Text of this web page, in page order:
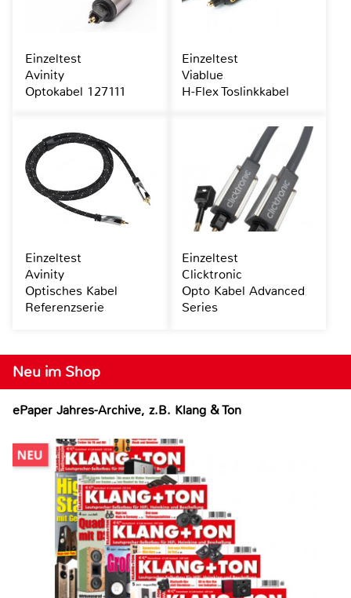
Neu im Shop
ePaper Jahres-Archive, z.B. Klang & Ton
Einzeltest
Avinity
Optokabel 127111
Einzeltest
Viablue
H-Flex Toslinkkabel
Einzeltest
Avinity
Optisches Kabel
Referenzserie
Einzeltest
Clicktronic
Opto Kabel Advanced
Series